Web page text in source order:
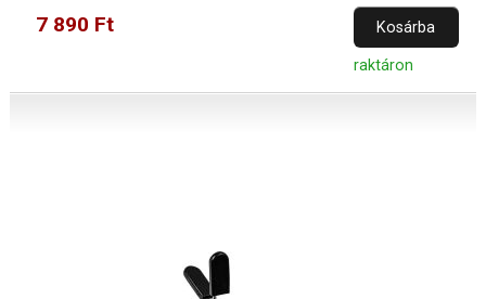
7 890 Ft Kosárba
raktáron